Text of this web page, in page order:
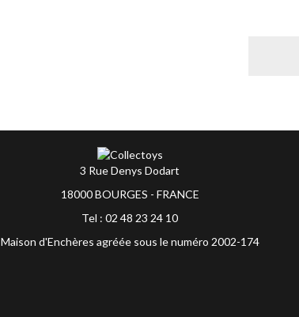
3 Rue Denys Dodart
18000 BOURGES - FRANCE
Tel : 02 48 23 24 10
Maison d'Enchères agréée sous le numéro 2002-174